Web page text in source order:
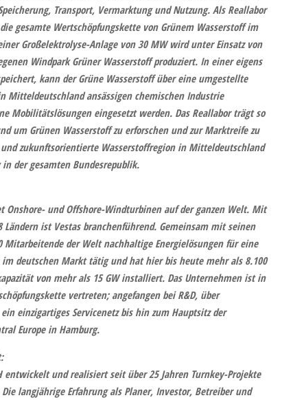
Transport, Vermarktung und Nutzung. Als Reallabor
gesamte Wertschöpfungskette von Grünem Wasserstoff im
Großelektrolyse-Anlage von 30 MW wird unter Einsatz von
Windpark Grüner Wasserstoff produziert. In einer eigens
kann der Grüne Wasserstoff über eine umgestellte
Mitteldeutschland ansässigen chemischen Industrie
Mobilitätslösungen eingesetzt werden. Das Reallabor trägt so
um Grünen Wasserstoff zu erforschen und zur Marktreife zu
zukunftsorientierte Wasserstoffregion in Mitteldeutschland
der gesamten Bundesrepublik.
und Offshore-Windturbinen auf der ganzen Welt. Mit
ist Vestas branchenführend. Gemeinsam mit seinen
Mitarbeitende der Welt nachhaltige Energielösungen für eine
deutschen Markt tätig und hat hier bis heute mehr als 8.100
von mehr als 15 GW installiert. Das Unternehmen ist in
vertreten; angefangen bei R&D, über
einzigartiges Servicenetz bis hin zum Hauptsitz der
Europe in Hamburg.
entwickelt und realisiert seit über 25 Jahren Turnkey-Projekte
langjährige Erfahrung als Planer, Investor, Betreiber und